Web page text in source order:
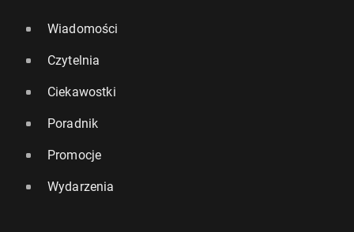
Wiadomości
Czytelnia
Ciekawostki
Poradnik
Promocje
Wydarzenia